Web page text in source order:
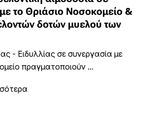
το Θριάσιο Νοσοκομείο &
δοτών μυελού των
- Ειδυλλίας σε συνεργασία με
πραγματοποιούν ...